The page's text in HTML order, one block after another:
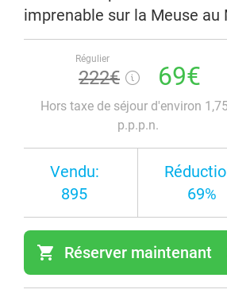
imprenable sur la Meuse au
Régulier
222€ 69€
Hors taxe de séjour d'environ
p.p.p.n.
Vendu:
895
69%
shopping_cart Réserver maintenant